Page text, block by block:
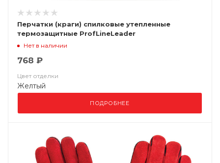
Перчатки (краги) спилковые утепленные
термозащитные ProfLineLeader
Нет в наличии
768 ₽
Цвет отделки
Желтый
ПОДРОБНЕЕ